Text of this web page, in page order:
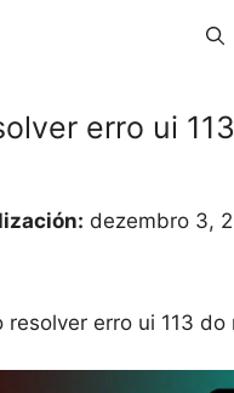
erro ui
dezembro 3,
resolver erro ui 113 do